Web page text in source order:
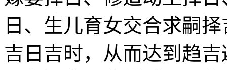
日、生儿育女交合求嗣
吉日吉时，从而达到趋